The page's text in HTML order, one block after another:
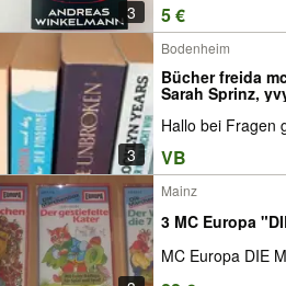
3 5 €
3
Bodenheim
Bücher freida
Sarah Sprinz,
Hallo bei Fragen
VB
Mainz
3 MC Europa
MC Europa DIE